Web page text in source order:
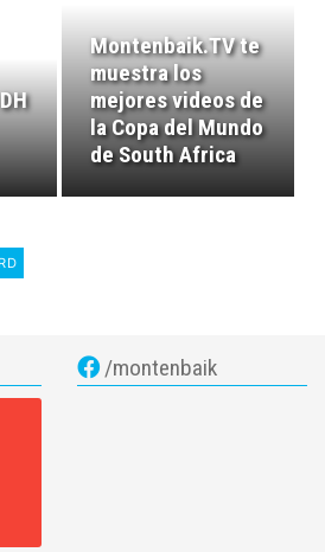
Montenbaik.TV te
muestra los
mejores videos de
la Copa del Mundo
de South Africa
/montenbaik